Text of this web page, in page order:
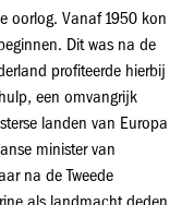
oorlog. Vanaf 1950 kon
Dit was na de
profiteerde hierbij
een omvangrijk
landen van Europa
minister van
na de Tweede